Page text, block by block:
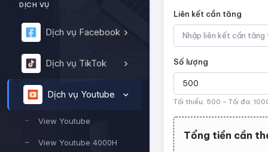
DỊCH VỤ
Dịch vụ Facebook
Dịch vụ TikTok
Dịch vụ Youtube
View Youtube
View Youtube 4000H
Liên kết cần tăng
Số lượng
Tối thiểu: 500 - Tối đa:
Tổng tiền cần